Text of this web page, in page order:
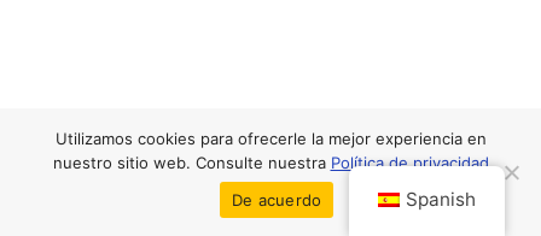
Spanish
Utilizamos cookies para ofrecerle la mejor experiencia en
nuestro sitio web. Consulte nuestra Política de privacidad
De acuerdo